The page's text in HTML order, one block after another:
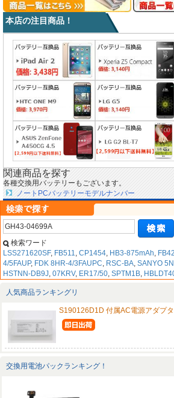
本店の注目商品！
関連商品を探す
各種交換用バッテリーもございます。
ノートPCバッテリーモデルナンバー
検索ワード
LSS271620SF, FB511, CP1454, HB3-875mAh,
4/5FAUP, FDK 8HR-4/3FAUPC, RSC-BA, SANYO
HSTNN-DB9J, 07KRV, ER17/50, SPTM1B,
人気商品ランキングリ
S190126D1D 付属AC電源アダプ
交換用電池パックランキング！